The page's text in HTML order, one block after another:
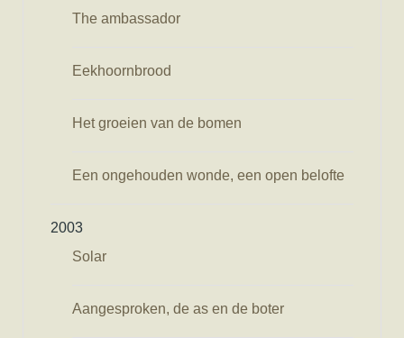
The ambassador
Eekhoornbrood
Het groeien van de bomen
Een ongehouden wonde, een open belofte
2003
Solar
Aangesproken, de as en de boter